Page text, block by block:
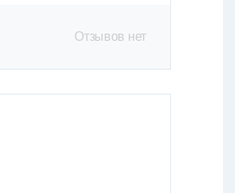
Отзывов нет